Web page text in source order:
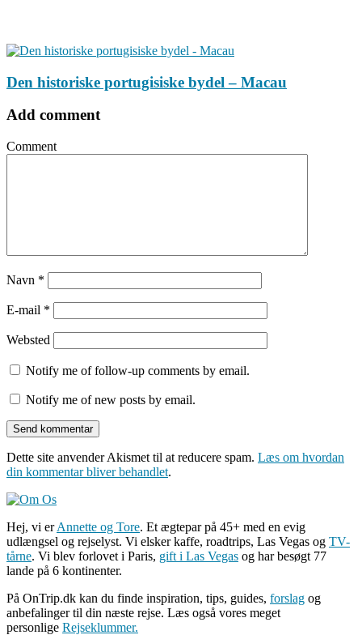
Den historiske portugisiske bydel – Macau
Add comment
Comment
Navn *
E-mail *
Websted
Notify me of follow-up comments by email.
Notify me of new posts by email.
Dette site anvender Akismet til at reducere spam. Læs om hvordan
din kommentar bliver behandlet.
Hej, vi erAnnette og Tore. Et ægtepar på 45+ med en evig
udlængsel og rejselyst. Vi elsker kaffe, roadtrips, Las Vegas og TV-
tårne. Vi blev forlovet i Paris, gift i Las Vegas og har besøgt 77
lande på 6 kontinenter.
På OnTrip.dk kan du finde inspiration, tips, guides, forslag og
anbefalinger til din næste rejse. Læs også vores meget
personlige Rejseklummer.